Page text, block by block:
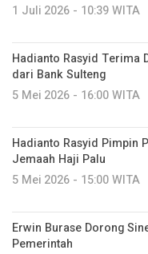
1 Juli 2026 - 10:39 WITA
Hadianto Rasyid Terima
dari Bank Sulteng
5 Mei 2026 - 16:00 WITA
Hadianto Rasyid Pimpin
Jemaah Haji Palu
5 Mei 2026 - 15:00 WITA
Erwin Burase Dorong
Pemerintah